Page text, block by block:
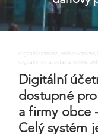
digitalni uctnictvi, online
digitalni firma, uctarna online,
Digitální
dostupné
a firmy obce
Celý systém